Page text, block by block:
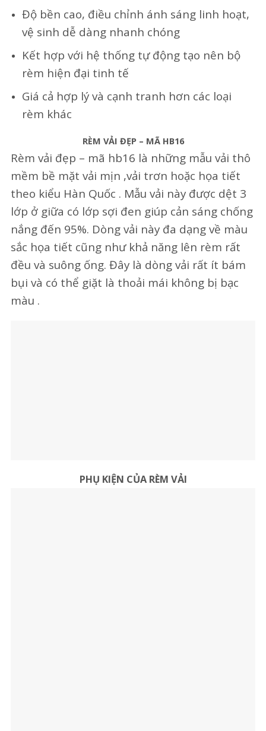
Độ bền cao, điều chỉnh ánh sáng linh hoạt,
vệ sinh dễ dàng nhanh chóng
Kết hợp với hệ thống tự động tạo nên bộ
rèm hiện đại tinh tế
Giá cả hợp lý và cạnh tranh hơn các loại
rèm khác
RÈM VẢI ĐẸP – MÃ HB16
Rèm vải đẹp – mã hb16 là những mẫu vải thô
mềm bề mặt vải mịn ,vải trơn hoặc họa tiết
theo kiểu Hàn Quốc . Mẫu vải này được dệt 3
lớp ở giữa có lớp sợi đen giúp cản sáng chống
nắng đến 95%. Dòng vải này đa dạng về màu
sắc họa tiết cũng như khả năng lên rèm rất
đều và suông ống. Đây là dòng vải rất ít bám
bụi và có thể giặt là thoải mái không bị bạc
màu .
PHỤ KIỆN CỦA RÈM VẢI